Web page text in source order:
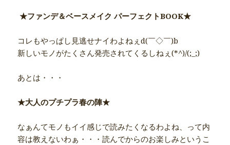
★ファンデ＆ベースメイク パーフェクトBOOK★
コレもやっぱし見逃せナイわよねぇd(￣◇￣)b
新しいモノがたくさん発売されてくるしねぇ(*^)/(;_;)
あとは・・・
★大人のプチプラ春の陣★
なぁんてモノもイイ感じで読みたくなるわよね、って内
容は教えないわぁ・・・読んでからのお楽しみというこ